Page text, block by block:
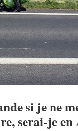
si je ne
serai-je en